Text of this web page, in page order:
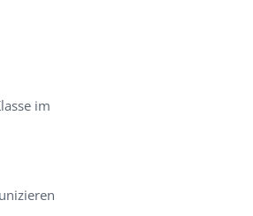
im